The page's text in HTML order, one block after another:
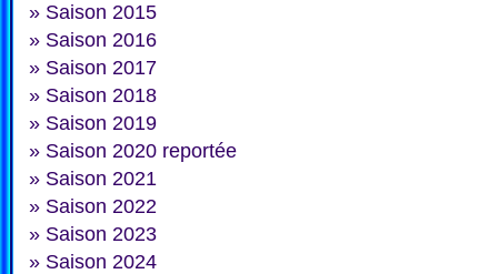
» Saison 2015
» Saison 2016
» Saison 2017
» Saison 2018
» Saison 2019
» Saison 2020 reportée
» Saison 2021
» Saison 2022
» Saison 2023
» Saison 2024